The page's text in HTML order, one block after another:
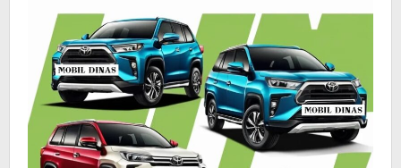
2025